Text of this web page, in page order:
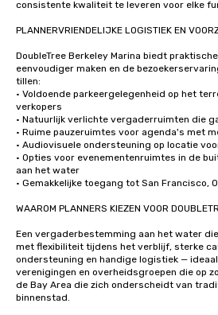
consistente kwaliteit te leveren voor elke
PLANNERVRIENDELIJKE LOGISTIEK EN
DoubleTree Berkeley Marina biedt
eenvoudiger maken en de
tillen:
• Voldoende parkeergelegenheid op het
verkopers
• Natuurlijk verlichte vergaderruimten die
• Ruime pauzeruimtes voor agenda's met
• Audiovisuele ondersteuning op locatie
• Opties voor evenementenruimtes in de
aan het water
• Gemakkelijke toegang tot San Francisco,
WAAROM PLANNERS KIEZEN VOOR
Een vergaderbestemming aan het water
met flexibiliteit tijdens het verblijf, sterke
ondersteuning en handige logistiek —
verenigingen en overheidsgroepen die op
de Bay Area die zich onderscheidt van
binnenstad.